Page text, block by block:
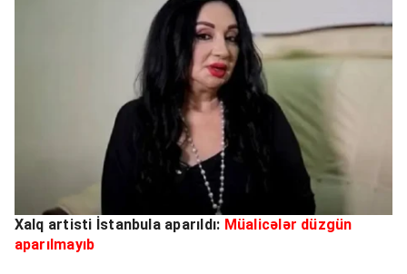
Xalq artisti İstanbula aparıldı: Müalicələr düzgün
aparılmayıb